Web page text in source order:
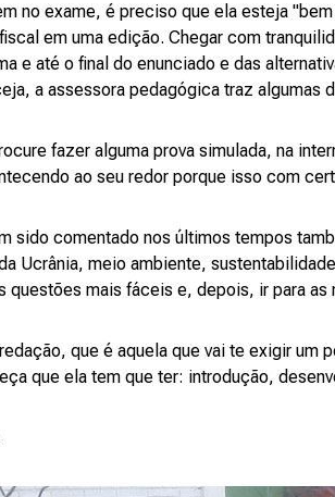
no exame, é preciso que ela esteja
em uma edição. Chegar com
e até o final do enunciado e das
a assessora pedagógica traz algumas
fazer alguma prova simulada, na
ao seu redor porque isso com
sido comentado nos últimos tempos
Ucrânia, meio ambiente,
questões mais fáceis e, depois, ir para as
que é aquela que vai te exigir um
que ela tem que ter: introdução,